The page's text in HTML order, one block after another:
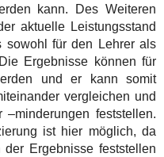
kann. Des Weiteren
aktuelle Leistungsstand
sowohl für den Lehrer als
Ergebnisse können für
und er kann somit
vergleichen und
–minderungen feststellen.
ist hier möglich, da
Ergebnisse feststellen